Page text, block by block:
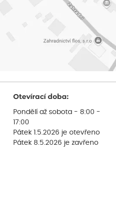
Otevírací doba:
Pondělí až sobota - 8:00 -
17:00
Pátek 1.5.2026 je otevřeno
Pátek 8.5.2026 je zavřeno